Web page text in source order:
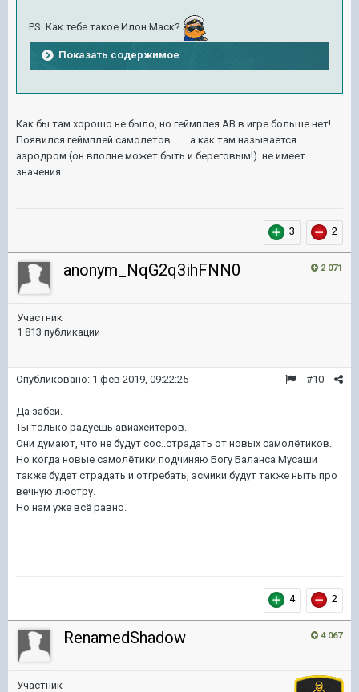
PS. Как тебе такое Илон Маск?
Показать содержимое
Как бы там хорошо не было, но геймплея АВ в игре больше нет!
Появился геймплей самолетов... а как там называется
аэродром (он вполне может быть и береговым!) не имеет
значения.
3 2
2 071
anonym_NqG2q3ihFNN0
Участник
1 813 публикации
#10
Опубликовано: 1 фев 2019, 09:22:25
Да забей.
Ты только радуешь авиахейтеров.
Они думают, что не будут сос..страдать от новых самолётиков.
Но когда новые самолётики подчиняю Богу Баланса Мусаши
также будет страдать и отгребать, эсмики будут также ныть про
вечную люстру.
Но нам уже всё равно.
4 2
4 067
RenamedShadow
Участник